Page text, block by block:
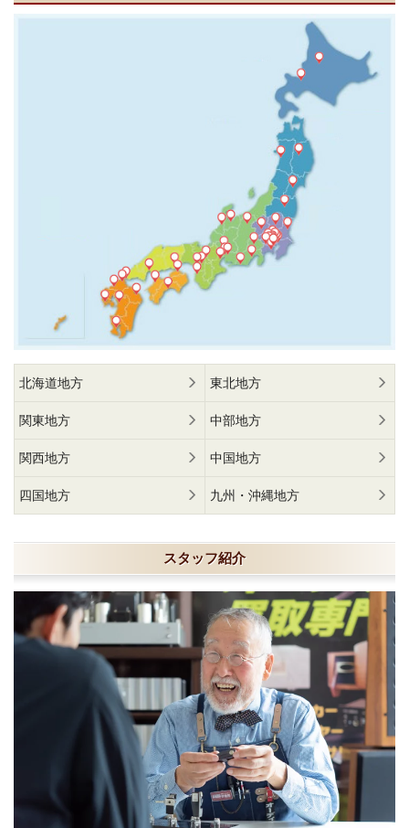
北海道地方 東北地方
関東地方 中部地方
関西地方 中国地方
四国地方 九州・沖縄地方
スタッフ紹介